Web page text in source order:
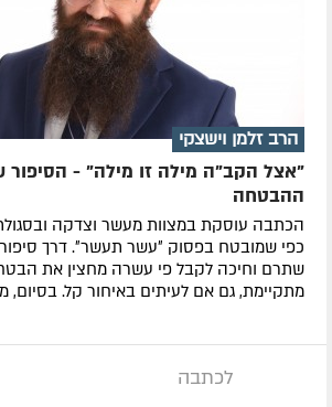
הרב זלמן וישצקי
"אצל הקב"ה מילה זו מילה" -
ההבטחה
הכתבה עוסקת במצוות מעשר וצדקה
כפי שמובטח בפסוק ״עשר תעשר״. דרך
שתרם וחיכה לקבל פי עשרה מחצין את
מתקיימת, גם אם לעיתים באיחור קל. בסיום,
לכתבה